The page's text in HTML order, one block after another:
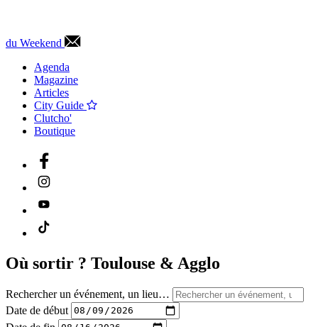
du Weekend
Agenda
Magazine
Articles
City Guide
Clutcho'
Boutique
Où sortir ? Toulouse & Agglo
Rechercher un événement, un lieu…
Date de début